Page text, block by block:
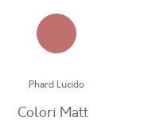
Phard Lucido
Colori Matt